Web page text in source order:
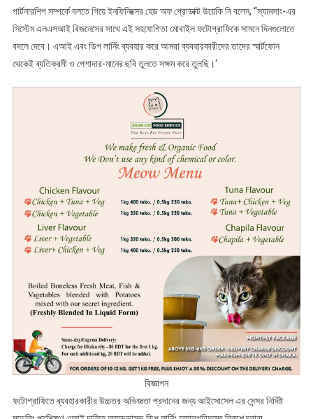
পার্টনারশিপ সম্পর্কে বলতে গিয়ে ইনফিনিক্সের হেড অফ প্রোডাক্ট উয়েকি নি বলেন, “স্যামসাং-এর
সিস্টেম এলএসআই বিজনেসের সাথে এই সহযোগিতা মোবাইল ফটোগ্রাফিকে সামনে দিনগুলোতে
বদলে দেবে। এআই এবং ডিপ লার্নিং ব্যবহার করে আমরা ব্যবহারকারীদের তাদের স্মার্টফোন
থেকেই ব্যতিক্রমী ও পেশাদার-মানের ছবি তুলতে সক্ষম করে তুলছি।‘
বিজ্ঞাপন
ফটোগ্রাফিতে ব্যবহারকারীর উচ্চতর অভিজ্ঞতা প্রদানের জন্য আইসোসেল এর সেন্সর নির্দিষ্ট